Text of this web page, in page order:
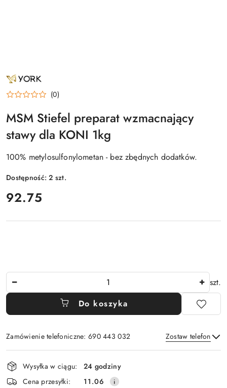
NAZWA
PRODUCENTA:
YORK (0)
MSM Stiefel preparat wzmacnający
stawy dla KONI 1kg
100% metylosulfonylometan - bez zbędnych dodatków.
Dostępność:2 szt.
cena:
92.75
szt.
Do koszyka
Zamówienie telefoniczne: 690 443 032 Zostaw telefon
Wyślij
Dostępność
i
Wysyłka w ciągu:
24 godziny
Cena przesyłki:
11.06